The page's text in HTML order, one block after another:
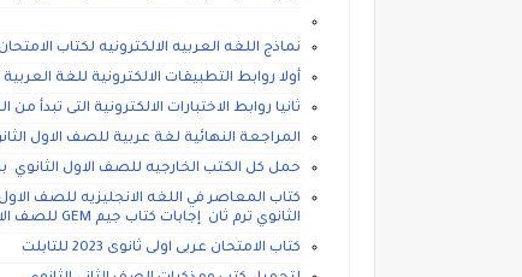
نماذج اللغه العربيه الالكترونيه لكتاب
أولا روابط التطبيقات الالكترونية للغة العربية
ثانيا روابط الاختبارات الالكترونية التى تبدأ من
المراجعة النهائية لغة عربية للصف الاول
حمل كل الكتب الخارجيه للصف الاول الثانوي
كتاب المعاصر في اللغه الانجليزيه للصف
الثانوي ترم ثان إجابات كتاب جيم GEM للصف الاول الثانوي الترم الثانى
كتاب الامتحان عربى اولى ثانوى 2023 للتابلت